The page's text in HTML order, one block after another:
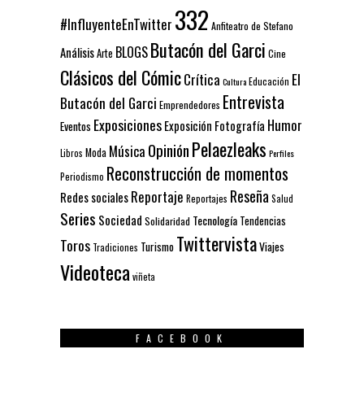
#InfluyenteEnTwitter 332 Anfiteatro de Stefano
AnálisisArte BLOGSButacón del Garci Cine
Clásicos del CómicCrítica CulturaEducación El
Butacón del Garci Emprendedores Entrevista
Eventos ExposicionesExposición Fotografía Humor
Libros Moda Música OpiniónPelaezleaks Perfiles
Periodismo Reconstrucción de momentos
Redes socialesReportaje Reportajes Reseña Salud
Series Sociedad Solidaridad Tecnología Tendencias
Toros Tradiciones Turismo TwittervistaViajes
Videoteca viñeta
FACEBOOK